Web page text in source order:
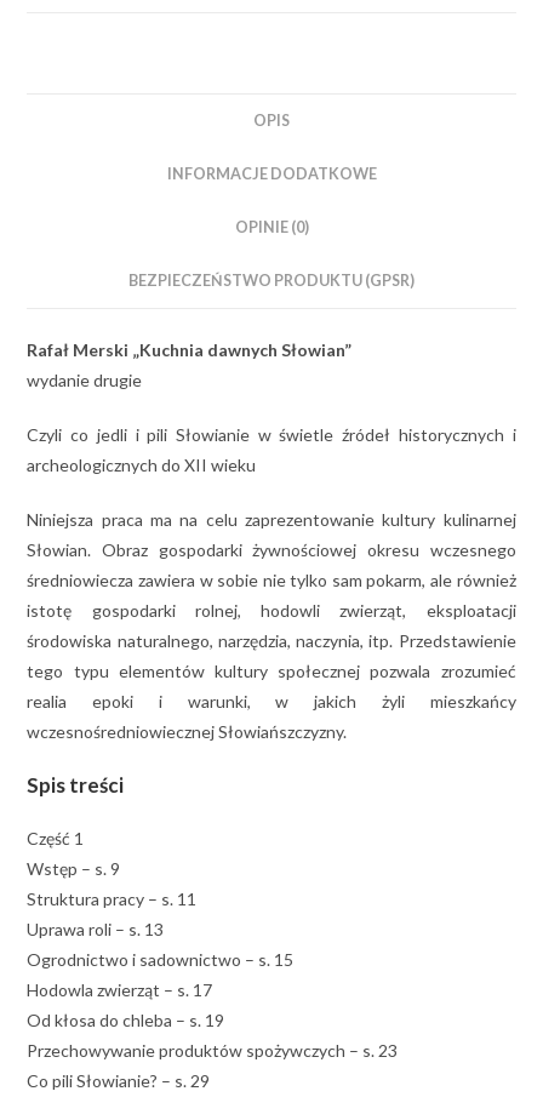
OPIS
INFORMACJE DODATKOWE
OPINIE (0)
BEZPIECZEŃSTWO PRODUKTU (GPSR)
Rafał Merski „Kuchnia dawnych Słowian”
wydanie drugie
Czyli co jedli i pili Słowianie w świetle źródeł historycznych i
archeologicznych do XII wieku
Niniejsza praca ma na celu zaprezentowanie kultury kulinarnej
Słowian. Obraz gospodarki żywnościowej okresu wczesnego
średniowiecza zawiera w sobie nie tylko sam pokarm, ale również
istotę gospodarki rolnej, hodowli zwierząt, eksploatacji
środowiska naturalnego, narzędzia, naczynia, itp. Przedstawienie
tego typu elementów kultury społecznej pozwala zrozumieć
realia epoki i warunki, w jakich żyli mieszkańcy
wczesnośredniowiecznej Słowiańszczyzny.
Spis treści
Część 1
Wstęp – s. 9
Struktura pracy – s. 11
Uprawa roli – s. 13
Ogrodnictwo i sadownictwo – s. 15
Hodowla zwierząt – s. 17
Od kłosa do chleba – s. 19
Przechowywanie produktów spożywczych – s. 23
Co pili Słowianie? – s. 29